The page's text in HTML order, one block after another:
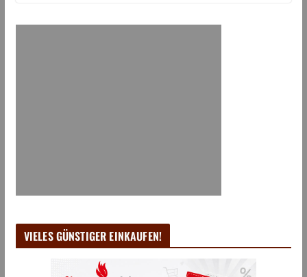
VIELES GÜNSTIGER EINKAUFEN!